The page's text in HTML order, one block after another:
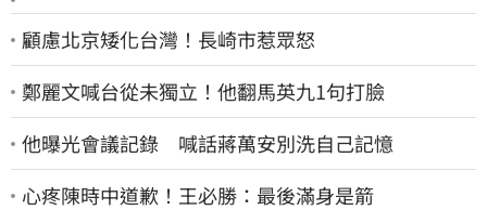
顧慮北京矮化台灣！長崎市惹眾怒
鄭麗文喊台從未獨立！他翻馬英九1句打臉
他曝光會議記錄 喊話蔣萬安別洗自己記憶
心疼陳時中道歉！王必勝：最後滿身是箭